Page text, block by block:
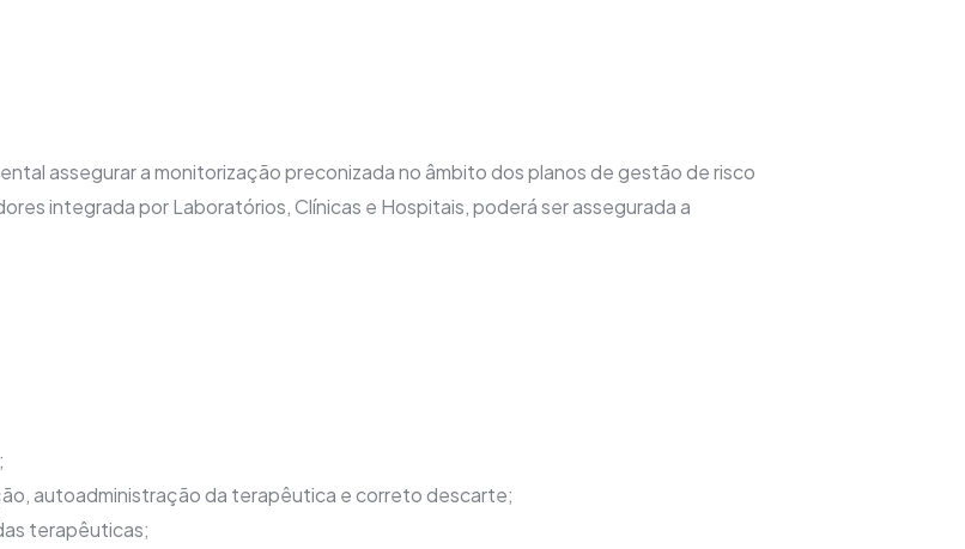
assegurar a monitorização preconizada no âmbito dos planos de gestão de risco
integrada por Laboratórios, Clínicas e Hospitais, poderá ser assegurada a
autoadministração da terapêutica e correto descarte;
terapêuticas;